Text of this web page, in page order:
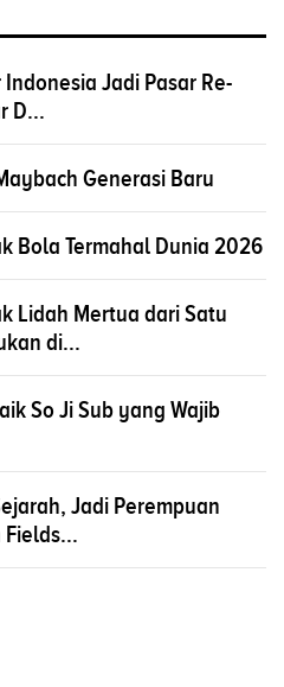
Jadi Pasar Re-
D...
Generasi Baru
Bola Termahal Dunia 2026
Lidah Mertua dari Satu
di...
So Ji Sub yang Wajib
Jadi Perempuan
Fields...